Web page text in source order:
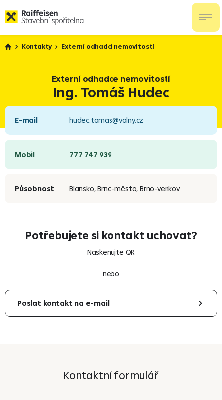
Kontakty Externí odhadci nemovitostí
Externí odhadce nemovitostí
Ing. Tomáš Hudec
E-mail hudec.tomas@volny.cz
Mobil 777 747 939
Působnost Blansko, Brno-město, Brno-venkov
Potřebujete si kontakt uchovat?
Naskenujte QR
nebo
Poslat kontakt na e-mail
Kontaktní formulář